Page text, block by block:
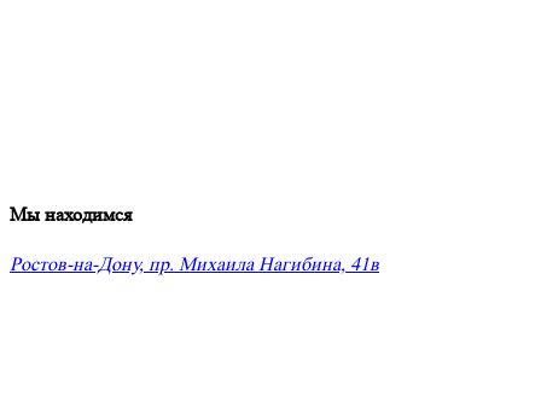
Мы находимся
Ростов-на-Дону, пр. Михаила Нагибина, 41в